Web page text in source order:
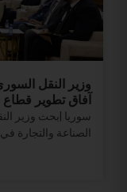
وزير النقل
آفاق تطوير
سوريا |بحث وزير
الصناعة والتجارة